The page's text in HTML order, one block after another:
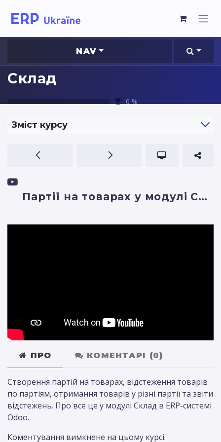
NAV
Склад
0 %
Зміст курсу
Партії на товарах у модулі Склад
ПРО КОМЕНТАРІ (0)
Створення партій на товарах, відстеження товарів
по партіям, отримання товарів у різні партії та звіти
відстежень. Про все це у модулі Склад в ERP-системі
Odoo.
Коментування вимкнене на цьому курсі.